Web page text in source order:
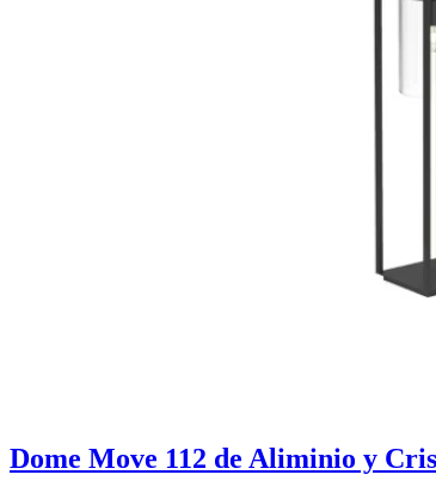
Dome Move 112 de Aliminio y